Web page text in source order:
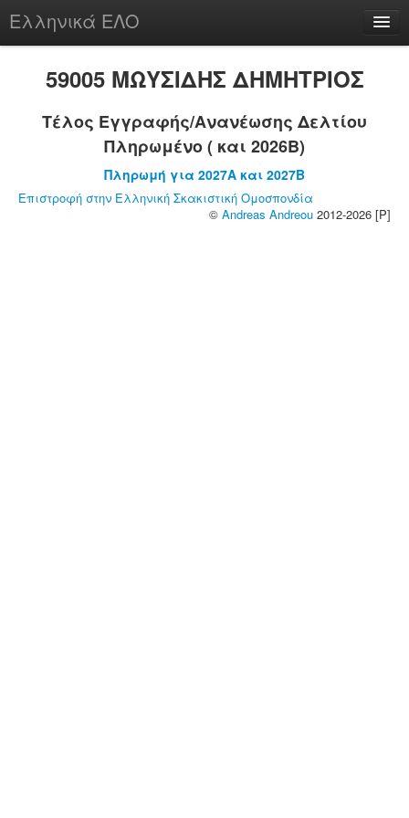
Ελληνικά ΕΛΟ
chesstu.be @ discord
59005 ΜΩΥΣΙΔΗΣ ΔΗΜΗΤΡΙΟΣ
Τέλος Εγγραφής/Ανανέωσης Δελτίου
Πληρωμένο ( και 2026B)
Πληρωμή για 2027A και 2027B
Επιστροφή στην Ελληνική Σκακιστική Ομοσπονδία
© Andreas Andreou 2012-2026 [P]